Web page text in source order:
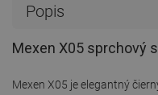
Popis
Mexen X05 sprchový
Mexen X05 je elegantný